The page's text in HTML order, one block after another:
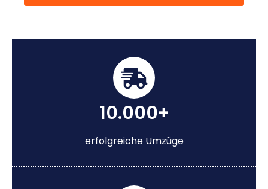
10.000+
erfolgreiche Umzüge